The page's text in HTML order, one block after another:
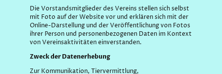
Die Vorstandsmitglieder des Vereins stellen sich selbst
mit Foto auf der Website vor und erklären sich mit der
Online-Darstellung und der Veröffentlichung von Fotos
ihrer Person und personenbezogenen Daten im Kontext
von Vereinsaktivitäten einverstanden.
Zweck der Datenerhebung
Zur Kommunikation, Tiervermittlung,